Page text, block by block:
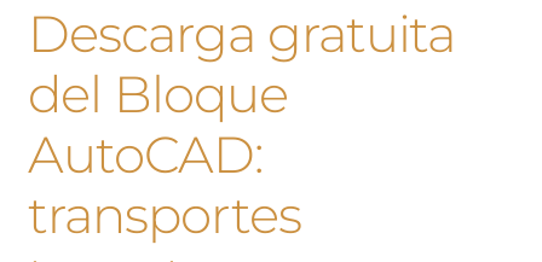
Descarga gratuita
del Bloque
AutoCAD:
transportes